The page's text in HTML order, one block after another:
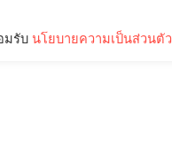
มรับ นโยบายความเป็นส่วนตัว